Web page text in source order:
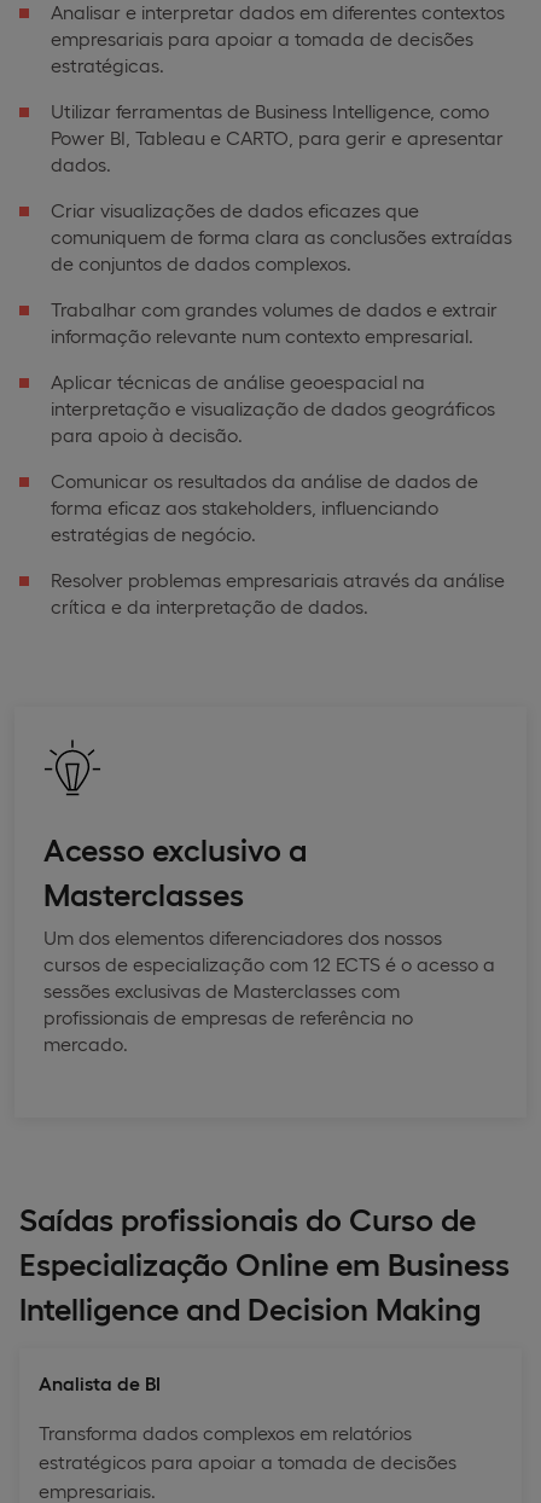
Analisar e interpretar dados em diferentes contextos
empresariais para apoiar a tomada de decisões
estratégicas.
Utilizar ferramentas de Business Intelligence, como
Power BI, Tableau e CARTO, para gerir e apresentar
dados.
Criar visualizações de dados eficazes que
comuniquem de forma clara as conclusões extraídas
de conjuntos de dados complexos.
Trabalhar com grandes volumes de dados e extrair
informação relevante num contexto empresarial.
Aplicar técnicas de análise geoespacial na
interpretação e visualização de dados geográficos
para apoio à decisão.
Comunicar os resultados da análise de dados de
forma eficaz aos stakeholders, influenciando
estratégias de negócio.
Resolver problemas empresariais através da análise
crítica e da interpretação de dados.
Acesso exclusivo a
Masterclasses
Um dos elementos diferenciadores dos nossos
cursos de especialização com 12 ECTS é o acesso a
sessões exclusivas de Masterclasses com
profissionais de empresas de referência no
mercado.
Saídas profissionais do Curso de
Especialização Online em Business
Intelligence and Decision Making
Analista de BI
Transforma dados complexos em relatórios
estratégicos para apoiar a tomada de decisões
empresariais.